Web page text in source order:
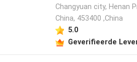
Changyuan city, Henan
China, 453400 ,China
5.0
Geverifieerde